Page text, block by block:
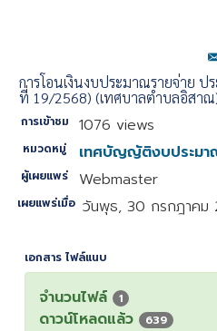
การโอนเงินงบประมาณรายจ่าย
ที่ 19/2568) (เทศบาลตำบลอิสาณ
การเข้าชม 1076 views
หมวดหมู่ เทศบัญญัติงบประมา
ผู้เผยแพร่ Webmaster
เผยแพร่เมื่อ วันพุธ, 30 กรกฎาคม
เอกสาร ไฟล์แนบ
จำนวนไฟล์ 1
ดาวน์โหลดแล้ว 639